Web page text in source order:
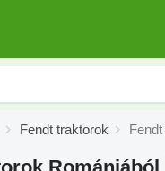
Fendt traktorok